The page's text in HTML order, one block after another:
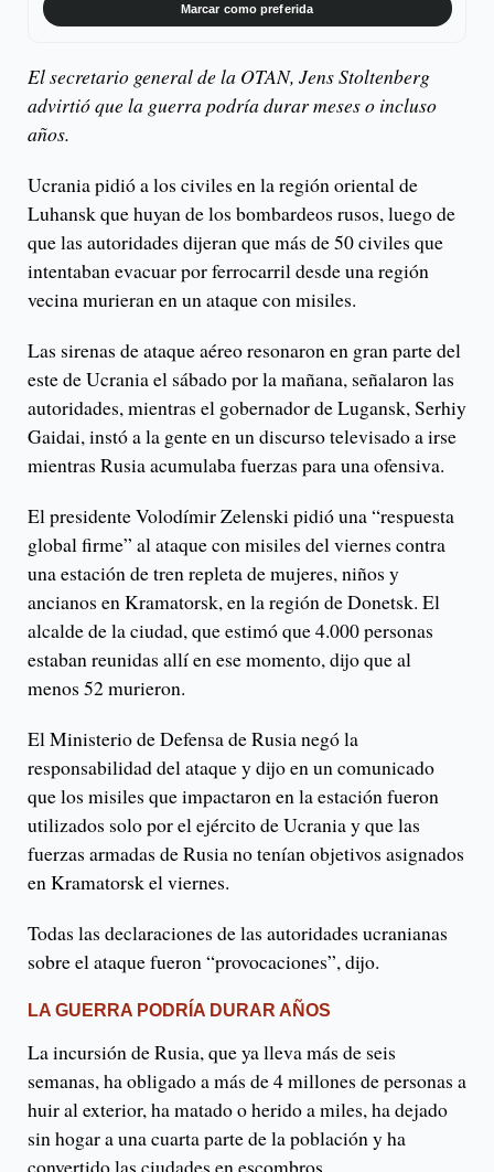
Marcar como preferida
El secretario general de la OTAN, Jens Stoltenberg
advirtió que la guerra podría durar meses o incluso
años.
Ucrania pidió a los civiles en la región oriental de
Luhansk que huyan de los bombardeos rusos, luego de
que las autoridades dijeran que más de 50 civiles que
intentaban evacuar por ferrocarril desde una región
vecina murieran en un ataque con misiles.
Las sirenas de ataque aéreo resonaron en gran parte del
este de Ucrania el sábado por la mañana, señalaron las
autoridades, mientras el gobernador de Lugansk, Serhiy
Gaidai, instó a la gente en un discurso televisado a irse
mientras Rusia acumulaba fuerzas para una ofensiva.
El presidente Volodímir Zelenski pidió una “respuesta
global firme” al ataque con misiles del viernes contra
una estación de tren repleta de mujeres, niños y
ancianos en Kramatorsk, en la región de Donetsk. El
alcalde de la ciudad, que estimó que 4.000 personas
estaban reunidas allí en ese momento, dijo que al
menos 52 murieron.
El Ministerio de Defensa de Rusia negó la
responsabilidad del ataque y dijo en un comunicado
que los misiles que impactaron en la estación fueron
utilizados solo por el ejército de Ucrania y que las
fuerzas armadas de Rusia no tenían objetivos asignados
en Kramatorsk el viernes.
Todas las declaraciones de las autoridades ucranianas
sobre el ataque fueron “provocaciones”, dijo.
LA GUERRA PODRÍA DURAR AÑOS
La incursión de Rusia, que ya lleva más de seis
semanas, ha obligado a más de 4 millones de personas a
huir al exterior, ha matado o herido a miles, ha dejado
sin hogar a una cuarta parte de la población y ha
convertido las ciudades en escombros.